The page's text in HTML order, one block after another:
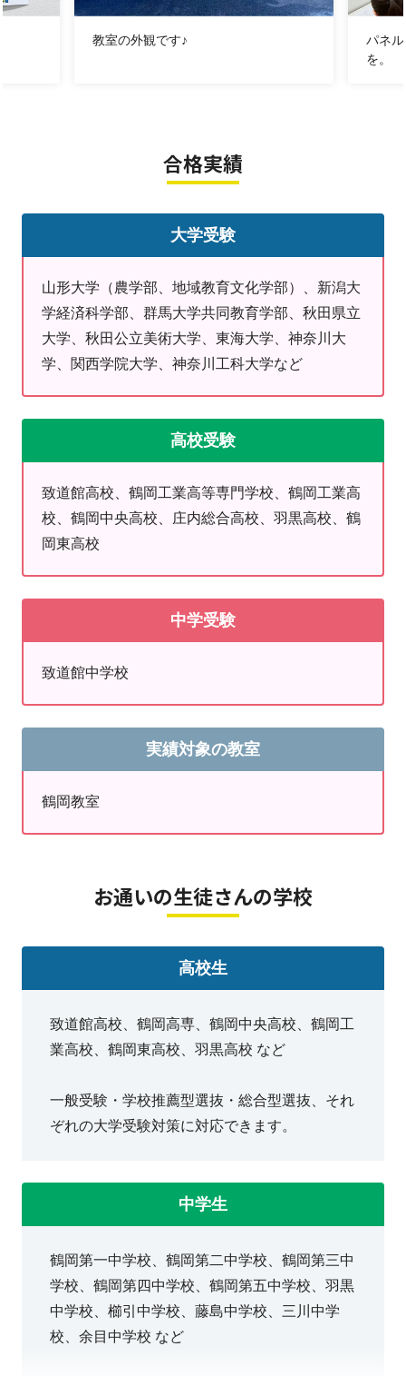
ます。一人ひとりの弱点を分析した上で、学習プランを
ってどう伝えれば．．．」
→おまかせください！ノートの書き方、問題の解き
底サポートいたします。
「学習習慣を身につけたい」ひとりで不安ならいっ
しょに頑張りませんか？
・「わからないところが ある けど、自分から質問するの
ちょっと．．．」
手な問題も丁寧に指導いたします。
勉強や学習に関する相談 もお待ちしております。
一人ひとりに合った方法をご提案いたします！
【夏期講習、後半戦スター
ト】
夏の終わりも計画が命…！
ただひとりだと、ど～してもだらけてしまう。あるある
ですよね！
ひとりは不安でも誰かといっしょになら考えられる。
勉強の仕方をいっしょに考えましょう。
受験生の皆さんはもちろん
１・２年生も、明光で対策しませんか？
まずは一度、体験していただくのがいちばん早いかもし
雰囲気、先生、授業の進め方まで、じっくり見ていただ
「やってみようかな」が、きっと動き出します。
教室の外観です♪
パネ
を。
合格実績
大学受験
山形大学（農学部、地域教育文化学部）、新潟大
学経済科学部、群馬大学共同教育学部、秋田県立
大学、秋田公立美術大学、東海大学、神奈川大
学、関西学院大学、神奈川工科大学など
高校受験
致道館高校、鶴岡工業高等専門学校、鶴岡工業高
校、鶴岡中央高校、庄内総合高校、羽黒高校、鶴
岡東高校
中学受験
致道館中学校
実績対象の教室
鶴岡教室
お通いの生徒さんの学校
高校生
致道館高校、鶴岡高専、鶴岡中央高校、鶴岡工
業高校、鶴岡東高校、羽黒高校 など
一般受験・学校推薦型選抜・総合型選抜、それ
ぞれの大学受験対策に対応できます。
中学生
鶴岡第一中学校、鶴岡第二中学校、鶴岡第三中
学校、鶴岡第四中学校、鶴岡第五中学校、羽黒
中学校、櫛引中学校、藤島中学校、三川中学
校、余目中学校 など